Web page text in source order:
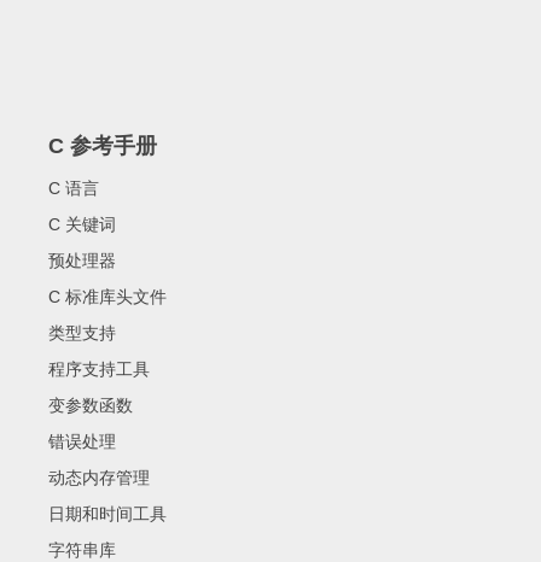
C 参考手册
C 语言
C 关键词
预处理器
C 标准库头文件
类型支持
程序支持工具
变参数函数
错误处理
动态内存管理
日期和时间工具
字符串库